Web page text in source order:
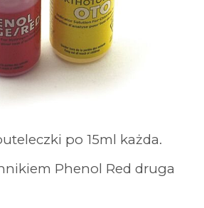
po 15ml każda.
Phenol Red druga